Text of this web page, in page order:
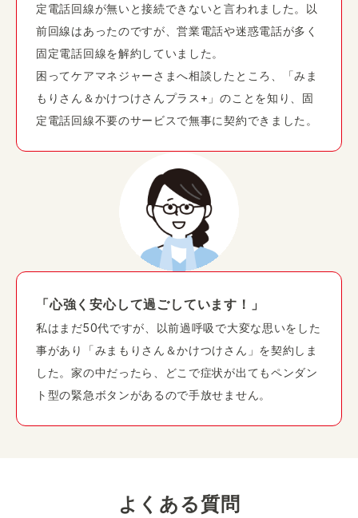
定電話回線が無いと接続できないと言われました。以
前回線はあったのですが、営業電話や迷惑電話が多く
固定電話回線を解約していました。
困ってケアマネジャーさまへ相談したところ、「みま
もりさん＆かけつけさんプラス+」のことを知り、固
定電話回線不要のサービスで無事に契約できました。
「心強く安心して過ごしています！」
私はまだ50代ですが、以前過呼吸で大変な思いをした
事があり「みまもりさん＆かけつけさん」を契約しま
した。家の中だったら、どこで症状が出てもペンダン
ト型の緊急ボタンがあるので手放せません。
よくある質問